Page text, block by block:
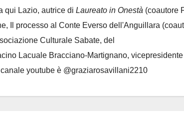
qui Lazio, autrice di Laureato in Onestà (coautore
Il processo al Conte Everso dell'Anguillara
Culturale Sabate, del
Lacuale Bracciano-Martignano,
youtube è @graziarosavillani2210